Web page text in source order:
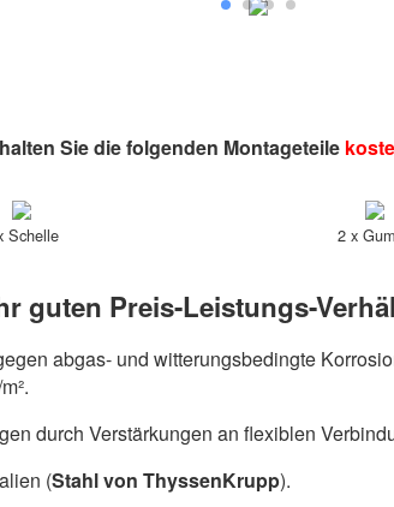
Sie die folgenden Montageteile
Schelle 2 x
guten Preis-Leistungs-
abgas- und witterungsbedingte
durch Verstärkungen an flexiblen
(Stahl von ThyssenKrupp).